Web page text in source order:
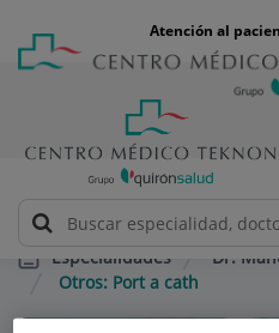
contenido
Menú
teléfono
cabecera
Atención al
Especialidades
Dr.
Otros: Port a cath